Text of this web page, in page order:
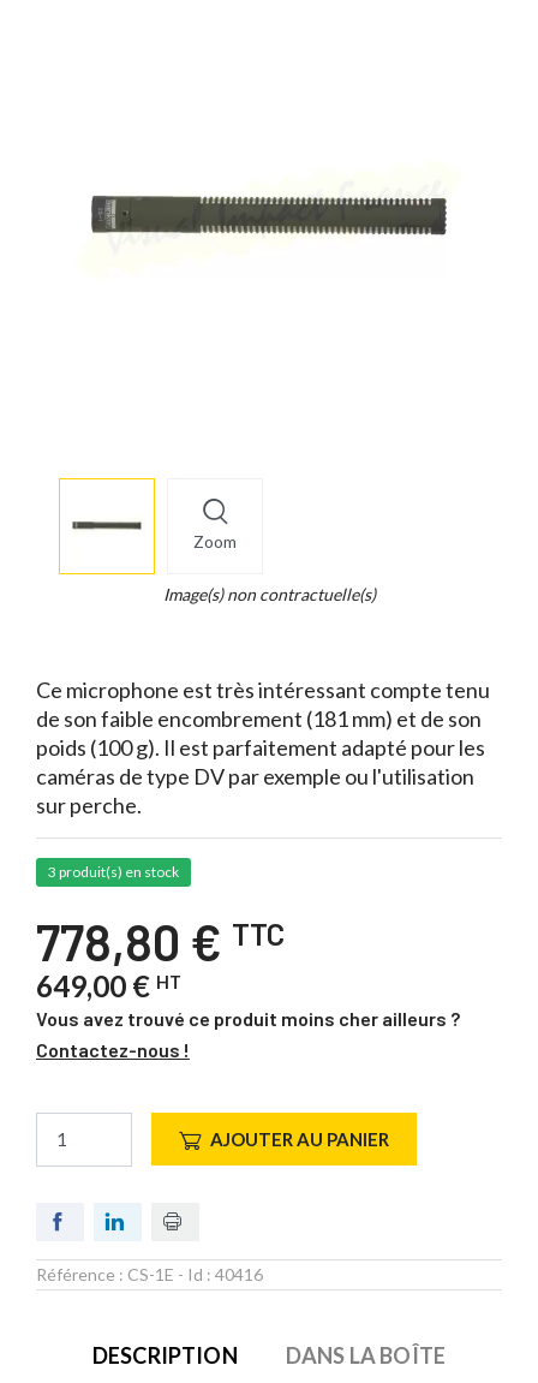
Zoom
info
Image(s) non contractuelle(s)
Ce microphone est très intéressant compte tenu
de son faible encombrement (181 mm) et de son
poids (100 g). Il est parfaitement adapté pour les
caméras de type DV par exemple ou l'utilisation
sur perche.
3 produit(s) en stock
778,80 € TTC
649,00 € HT
Vous avez trouvé ce produit moins cher ailleurs ?
Contactez-nous !
AJOUTER AU PANIER
Référence : CS-1E - Id : 40416
DESCRIPTION DANS LA BOÎTE